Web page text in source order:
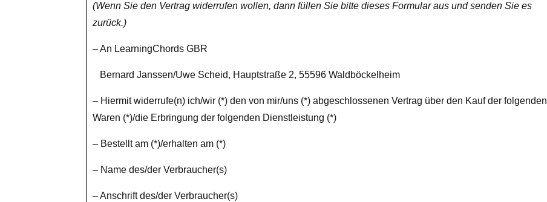
(Wenn Sie den Vertrag widerrufen wollen, dann füllen Sie bitte dieses Formular aus und senden Sie es
zurück.)
– An LearningChords GBR
Bernard Janssen/Uwe Scheid, Hauptstraße 2, 55596 Waldböckelheim
– Hiermit widerrufe(n) ich/wir (*) den von mir/uns (*) abgeschlossenen Vertrag über den Kauf der folgenden
Waren (*)/die Erbringung der folgenden Dienstleistung (*)
– Bestellt am (*)/erhalten am (*)
– Name des/der Verbraucher(s)
– Anschrift des/der Verbraucher(s)